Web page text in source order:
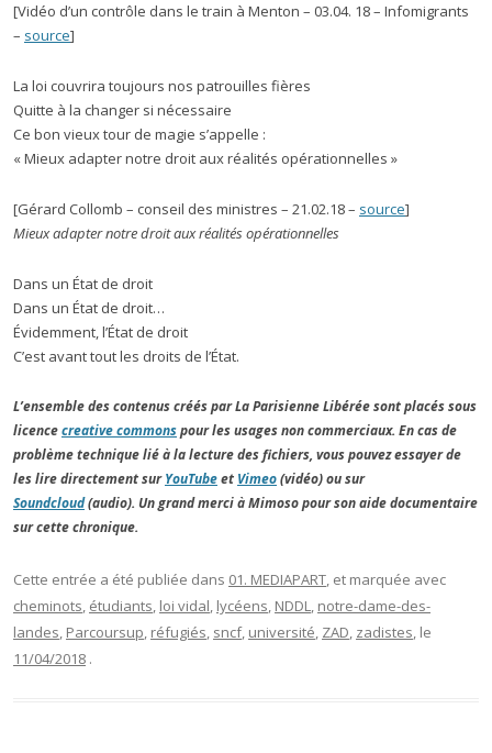
[Vidéo d’un contrôle dans le train à Menton – 03.04. 18 – Infomigrants
– source]
La loi couvrira toujours nos patrouilles fières
Quitte à la changer si nécessaire
Ce bon vieux tour de magie s’appelle :
« Mieux adapter notre droit aux réalités opérationnelles »
[Gérard Collomb – conseil des ministres – 21.02.18 – source]
Mieux adapter notre droit aux réalités opérationnelles
Dans un État de droit
Dans un État de droit…
Évidemment, l’État de droit
C’est avant tout les droits de l’État.
L’ensemble des contenus créés par La Parisienne Libérée sont placés sous
licencecreative commonspour les usages non commerciaux. En cas de
problème technique lié à la lecture des fichiers, vous pouvez essayer de
les lire directement surYouTubeet Vimeo(vidéo) ou sur
Soundcloud(audio). Un grand merci à Mimoso pour son aide documentaire
sur cette chronique.
Cette entrée a été publiée dans 01. MEDIAPART, et marquée avec
cheminots, étudiants, loi vidal, lycéens, NDDL, notre-dame-des-
landes, Parcoursup, réfugiés, sncf, université, ZAD, zadistes, le
11/04/2018 .